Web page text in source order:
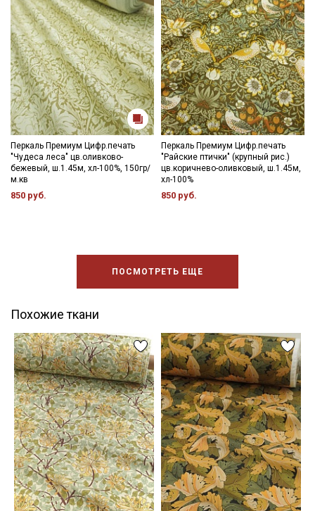
Перкаль Премиум Цифр.печать
"Чудеса леса" цв.оливково-
бежевый, ш.1.45м, хл-100%, 150гр/
м.кв
850 руб.
Перкаль Премиум Цифр.печать
"Райские птички" (крупный рис.)
цв.коричнево-оливковый, ш.1.45м,
хл-100%
850 руб.
ПОСМОТРЕТЬ ЕЩЕ
Похожие ткани